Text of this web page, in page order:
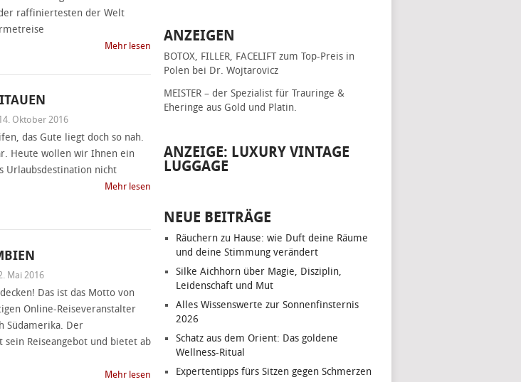
raffiniertesten der Welt
Mehr lesen
Oktober 2016
das Gute liegt doch so nah.
Heute wollen wir Ihnen ein
Urlaubsdestination nicht
Mehr lesen
Mai 2016
Das ist das Motto von
Online-Reiseveranstalter
Südamerika. Der
Reiseangebot und bietet ab
Mehr lesen
ANZEIGEN
BOTOX, FILLER, FACELIFT zum Top-Preis in
Polen bei Dr. Wojtarovicz
MEISTER – der Spezialist für Trauringe &
Eheringe aus Gold und Platin.
ANZEIGE: LUXURY VINTAGE
LUGGAGE
NEUE BEITRÄGE
Räuchern zu Hause: wie Duft deine Räume
und deine Stimmung verändert
Silke Aichhorn über Magie, Disziplin,
Leidenschaft und Mut
Alles Wissenswerte zur Sonnenfinsternis
2026
Schatz aus dem Orient: Das goldene
Wellness-Ritual
Expertentipps fürs Sitzen gegen Schmerzen